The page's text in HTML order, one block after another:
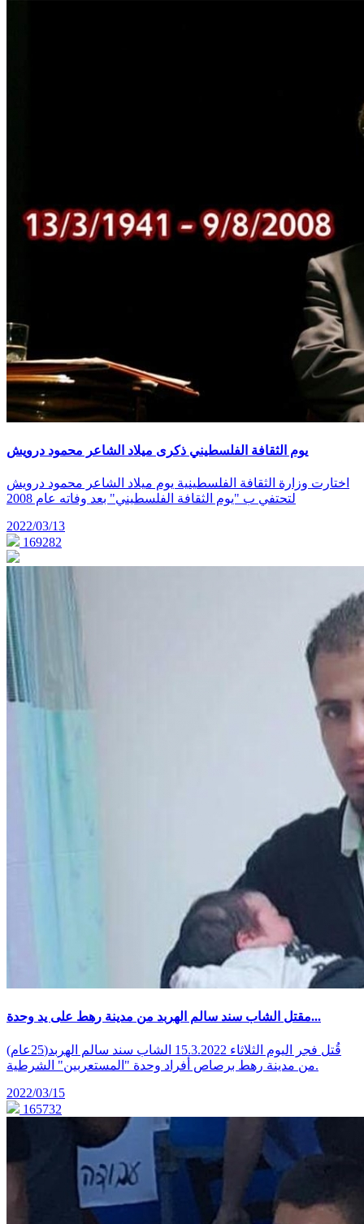
يوم الثقافة الفلسطيني ذكرى ميلاد الشاعر محمود درويش
اختارت وزارة الثقافة الفلسطينية يوم ميلاد الشاعر محمود درويش
لتحتفي ب "يوم الثقافة الفلسطيني" بعد وفاته عام 2008
2022/03/13
169282
مقتل الشاب سند سالم الهربد من مدينة رهط على يد وحدة...
قُتل فجر اليوم الثلاثاء 15.3.2022 الشاب سند سالم الهربد(25عام)
من مدينة رهط برصاص أفراد وحدة "المستعربين" الشرطية.
2022/03/15
165732